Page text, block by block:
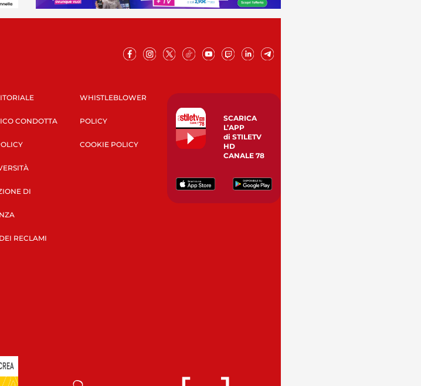
CONDOTTA
DI
RECLAMI
WHISTLEBLOWER
POLICY
COOKIE POLICY
SCARICA
L’APP
di STILETV
HD
CANALE 78